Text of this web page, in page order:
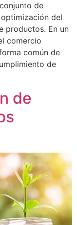
de
del
productos. En un
comercio
común de
de
de